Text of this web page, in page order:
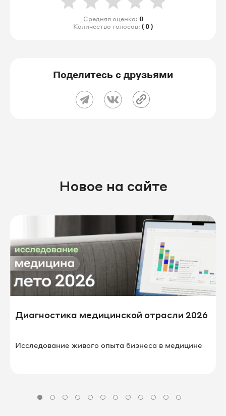
Средняя оценка: 0
Количество голосов: ( 0 )
Поделитесь с друзьями
Новое на сайте
Диагностика медицинской отрасли 2026
Исследование живого опыта бизнеса в⁠ ⁠медицине